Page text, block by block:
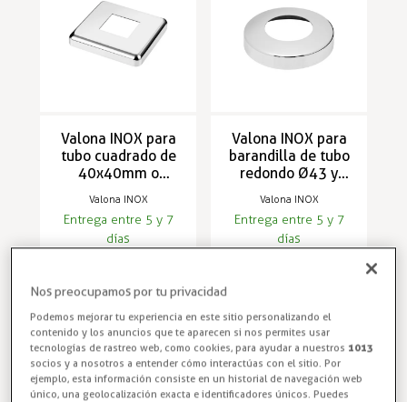
Valona INOX para
tubo cuadrado de
40x40mm o
RAILFORM
Valona INOX
Entrega entre 5 y 7
días
Valona INOX para
barandilla de tubo
redondo Ø43 y
RAILFORM
Valona INOX
Entrega entre 5 y 7
días
-7%
Nos preocupamos por tu privacidad
Podemos mejorar tu experiencia en este sitio personalizando el
contenido y los anuncios que te aparecen si nos permites usar
tecnologías de rastreo web, como cookies, para ayudar a nuestros 1013
socios y a nosotros a entender cómo interactúas con el sitio. Por
ejemplo, esta información consiste en un historial de navegación web
único, una geolocalización exacta e identificadores únicos. Puedes